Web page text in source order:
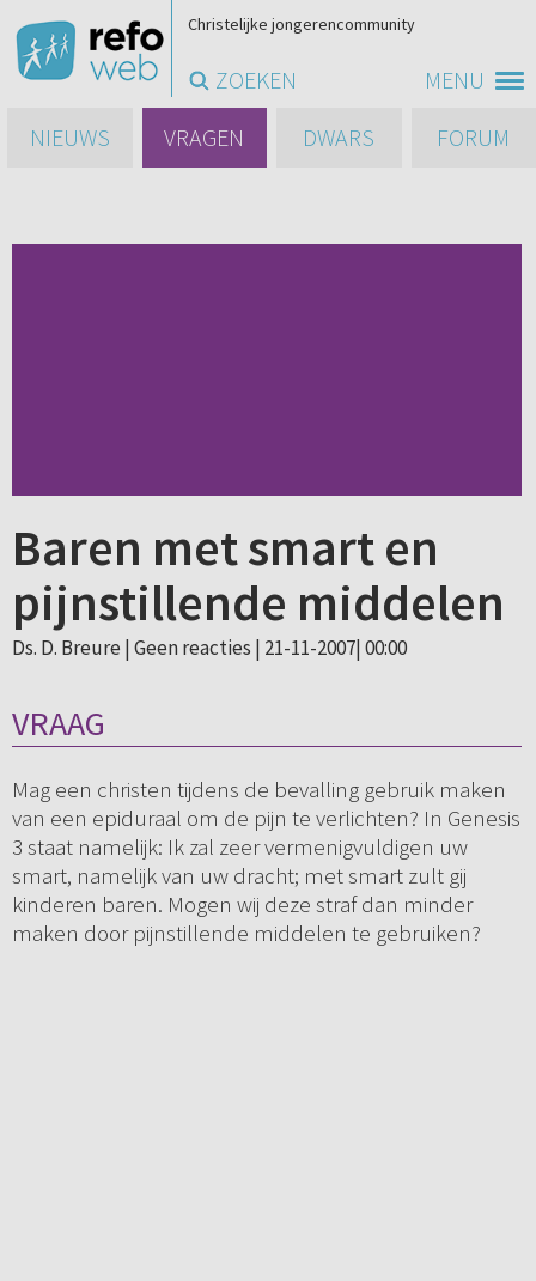
MENU
Christelijke jongerencommunity
ZOEKEN
NIEUWS
VRAGEN DWARS FORUM
Baren met smart en
pijnstillende middelen
Ds. D. Breure | Geen reacties | 21-11-2007| 00:00
VRAAG
Mag een christen tijdens de bevalling gebruik maken
van een epiduraal om de pijn te verlichten? In Genesis
3 staat namelijk: Ik zal zeer vermenigvuldigen uw
smart, namelijk van uw dracht; met smart zult gij
kinderen baren. Mogen wij deze straf dan minder
maken door pijnstillende middelen te gebruiken?